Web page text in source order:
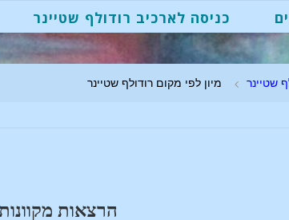
כניסה לארכיב רודולף שטיינר
שטיינר מיון לפי מקום רודולף שטיינר
הרצאות